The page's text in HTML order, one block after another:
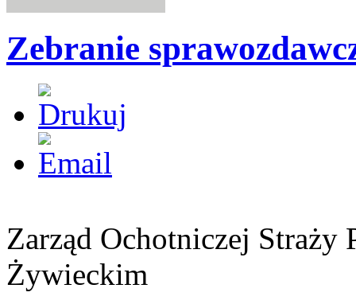
Zebranie
Zarząd Ochotniczej
Żywieckim